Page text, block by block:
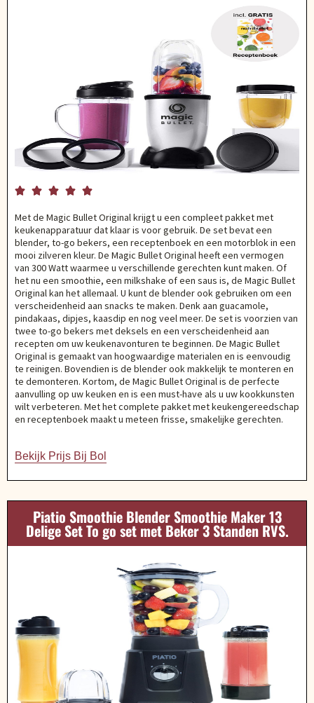
    
Met de Magic Bullet Original krijgt u een compleet pakket met
keukenapparatuur dat klaar is voor gebruik. De set bevat een
blender, to-go bekers, een receptenboek en een motorblok in een
mooi zilveren kleur. De Magic Bullet Original heeft een vermogen
van 300 Watt waarmee u verschillende gerechten kunt maken. Of
het nu een smoothie, een milkshake of een saus is, de Magic Bullet
Original kan het allemaal. U kunt de blender ook gebruiken om een
verscheidenheid aan snacks te maken. Denk aan guacamole,
pindakaas, dipjes, kaasdip en nog veel meer. De set is voorzien van
twee to-go bekers met deksels en een verscheidenheid aan
recepten om uw keukenavonturen te beginnen. De Magic Bullet
Original is gemaakt van hoogwaardige materialen en is eenvoudig
te reinigen. Bovendien is de blender ook makkelijk te monteren en
te demonteren. Kortom, de Magic Bullet Original is de perfecte
aanvulling op uw keuken en is een must-have als u uw kookkunsten
wilt verbeteren. Met het complete pakket met keukengereedschap
en receptenboek maakt u meteen frisse, smakelijke gerechten.
Bekijk Prijs Bij Bol
Piatio Smoothie Blender Smoothie Maker 13
Delige Set To go set met Beker 3 Standen RVS.